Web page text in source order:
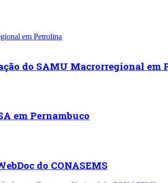
do SAMU Macrorregional em
em Pernambuco
do CONASEMS